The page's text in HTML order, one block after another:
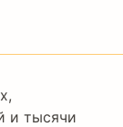
и тысячи